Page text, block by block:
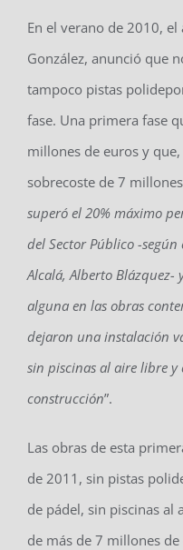
En el verano de 2010,
González, anunció que
tampoco pistas
fase. Una primera fase
millones de euros y
sobrecoste de 7
superó el 20% máximo
del Sector Público -según
Alcalá, Alberto Blázquez-
alguna en las obras
dejaron una instalación
sin piscinas al aire libre
construcción”.
Las obras de esta
de 2011, sin pistas
de pádel, sin piscinas al
de más de 7 millones de